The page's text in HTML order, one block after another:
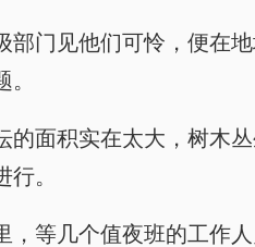
部门见他们可怜，便在
的面积实在太大，树木
行。
，等几个值夜班的工作